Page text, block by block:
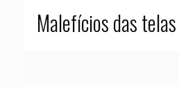
Malefícios das telas